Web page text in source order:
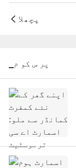
پچھلا
▁پر س کو م